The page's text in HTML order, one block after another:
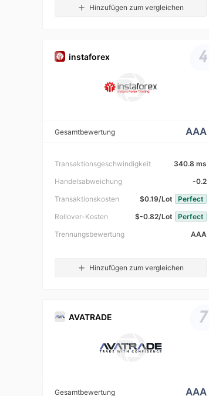
Hinzufügen zum vergleichen
instaforex
Gesamtbewertung AAA
Transaktionsgeschwindigkeit
340.8 ms
Handelsabweichung
-0.2
Transaktionskosten
$0.19/Lot
Perfect
Rollover-Kosten
$-0.82/Lot
Perfect
Trennungsbewertung
AAA
Hinzufügen zum vergleichen
4
AVATRADE
Gesamtbewertung AAA
7